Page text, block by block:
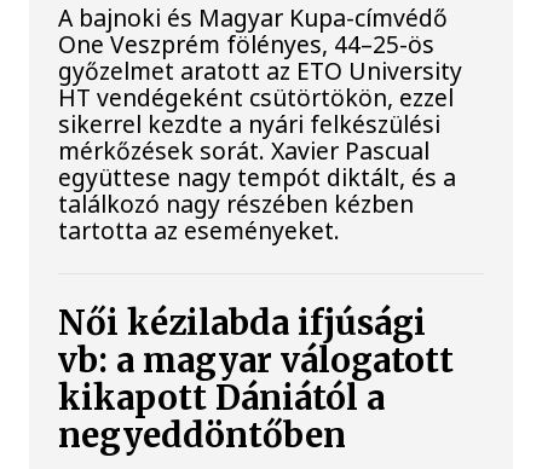
A bajnoki és Magyar Kupa-címvédő
One Veszprém fölényes, 44–25-ös
győzelmet aratott az ETO University
HT vendégeként csütörtökön, ezzel
sikerrel kezdte a nyári felkészülési
mérkőzések sorát. Xavier Pascual
együttese nagy tempót diktált, és a
találkozó nagy részében kézben
tartotta az eseményeket.
Női kézilabda ifjúsági
vb: a magyar válogatott
kikapott Dániától a
negyeddöntőben